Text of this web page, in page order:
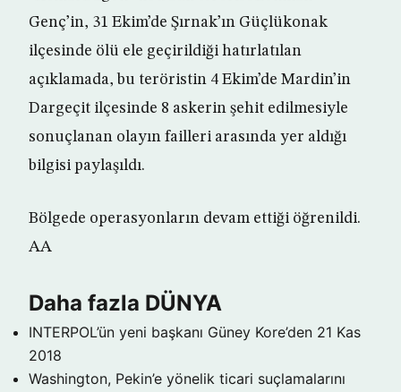
Genç’in, 31 Ekim’de Şırnak’ın Güçlükonak
ilçesinde ölü ele geçirildiği hatırlatılan
açıklamada, bu teröristin 4 Ekim’de Mardin’in
Dargeçit ilçesinde 8 askerin şehit edilmesiyle
sonuçlanan olayın failleri arasında yer aldığı
bilgisi paylaşıldı.
Bölgede operasyonların devam ettiği öğrenildi.
AA
Daha fazla DÜNYA
INTERPOL’ün yeni başkanı Güney Kore’den 21 Kas
2018
Washington, Pekin’e yönelik ticari suçlamalarını